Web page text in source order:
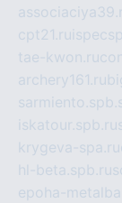
cpt21.ru
tae-kwon.ru
archery161.ru
iskatour.spb.ru
krygeva-spa.ru
hl-beta.spb.ru
epoha-